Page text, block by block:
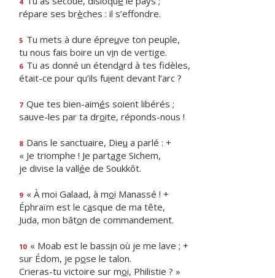
répare ses brèches : il s’effondre.
5 Tu mets à dure épreuve ton peuple,
tu nous fais boire un vin de vertige.
6 Tu as donné un étendard à tes fidèles,
était-ce pour qu’ils fuient devant l’arc ?
7 Que tes bien-aimés soient libérés ;
sauve-les par ta droite, réponds-nous !
8 Dans le sanctuaire, Dieu a parlé : +
« Je triomphe ! Je partage Sichem,
je divise la vallée de Soukkôt.
9 « À moi Galaad, à moi Manassé ! +
Éphraïm est le casque de ma tête,
Juda, mon bâton de commandement.
10 « Moab est le bassin où je me lave ; +
sur Édom, je pose le talon.
Crieras-tu victoire sur moi, Philistie ? »